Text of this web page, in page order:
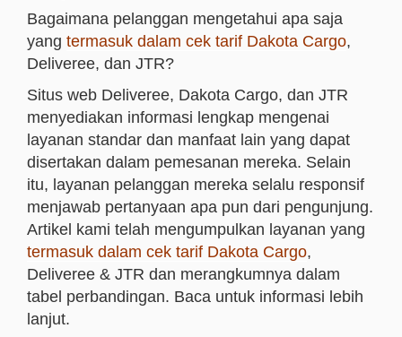
Bagaimana pelanggan mengetahui apa saja
yang termasuk dalam cek tarif Dakota Cargo,
Deliveree, dan JTR?
Situs web Deliveree, Dakota Cargo, dan JTR
menyediakan informasi lengkap mengenai
layanan standar dan manfaat lain yang dapat
disertakan dalam pemesanan mereka. Selain
itu, layanan pelanggan mereka selalu responsif
menjawab pertanyaan apa pun dari pengunjung.
Artikel kami telah mengumpulkan layanan yang
termasuk dalam cek tarif Dakota Cargo,
Deliveree & JTR dan merangkumnya dalam
tabel perbandingan. Baca untuk informasi lebih
lanjut.